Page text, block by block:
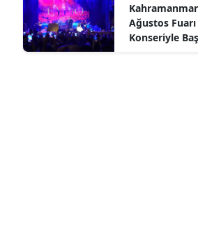
Ağustos
Konseriyle